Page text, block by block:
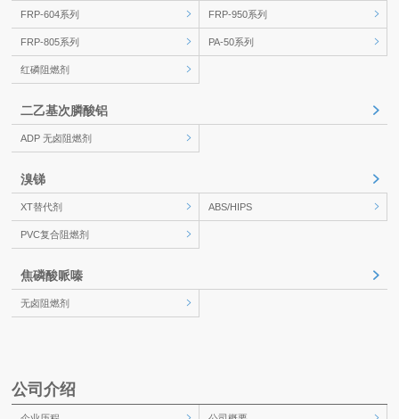
FRP-604系列 FRP-950系列
FRP-805系列 PA-50系列
红磷阻燃剂
二乙基次膦酸铝
ADP 无卤阻燃剂
溴锑
XT替代剂 ABS/HIPS
PVC复合阻燃剂
焦磷酸哌嗪
无卤阻燃剂
公司介绍